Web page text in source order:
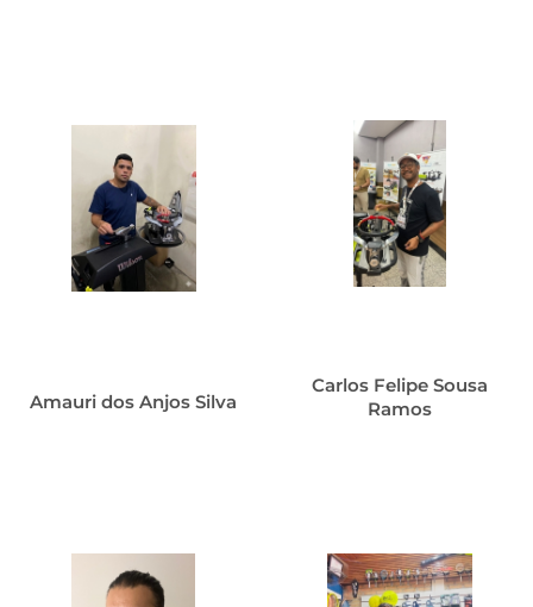
Amauri dos Anjos Silva
Carlos Felipe Sousa
Ramos